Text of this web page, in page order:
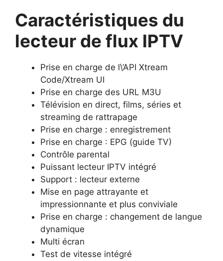
Caractéristiques du
lecteur de flux IPTV
Prise en charge de l\’API Xtream
Code/Xtream UI
Prise en charge des URL M3U
Télévision en direct, films, séries et
streaming de rattrapage
Prise en charge : enregistrement
Prise en charge : EPG (guide TV)
Contrôle parental
Puissant lecteur IPTV intégré
Support : lecteur externe
Mise en page attrayante et
impressionnante et plus conviviale
Prise en charge : changement de langue
dynamique
Multi écran
Test de vitesse intégré